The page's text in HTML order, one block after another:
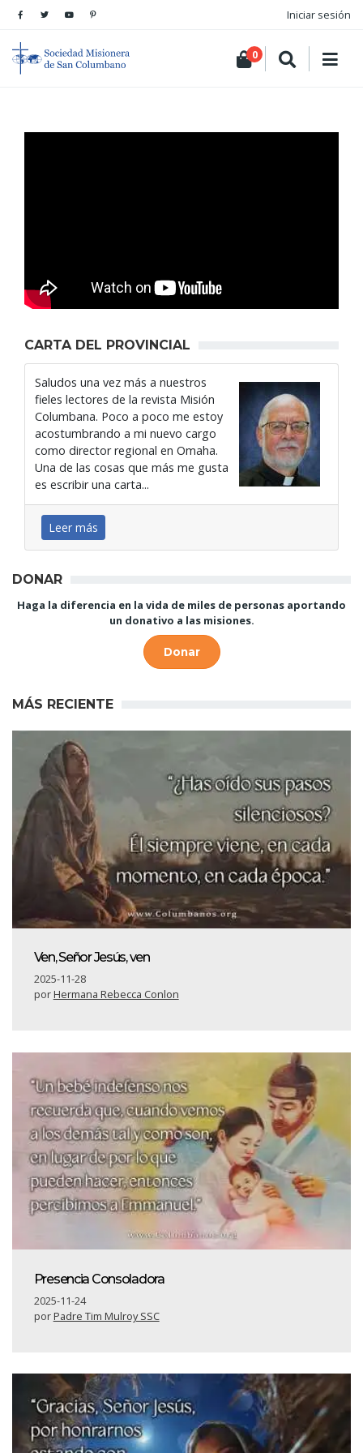
Iniciar sesión
0
CARTA DEL PROVINCIAL
Saludos una vez más a nuestros
fieles lectores de la revista Misión
Columbana. Poco a poco me estoy
acostumbrando a mi nuevo cargo
como director regional en Omaha.
Una de las cosas que más me gusta
es escribir una carta...
Leer más
DONAR
Haga la diferencia en la vida de miles de personas aportando
un donativo a las misiones.
Donar
MÁS RECIENTE
Ven, Señor Jesús, ven
2025-11-28
porHermana Rebecca Conlon
Presencia Consoladora
2025-11-24
porPadre Tim Mulroy SSC